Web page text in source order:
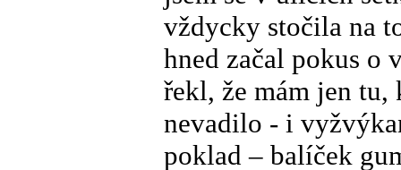
vždycky stočila na
hned začal pokus o
řekl, že mám jen
nevadilo - i
poklad – balíček